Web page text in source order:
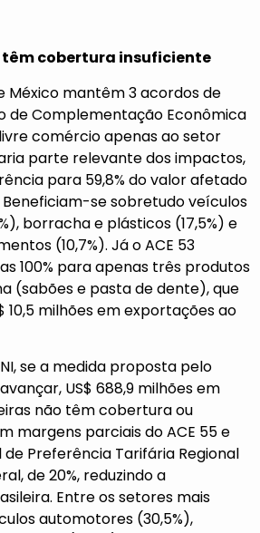
cobertura insuficiente
México mantêm 3 acordos de
de Complementação Econômica
comércio apenas ao setor
parte relevante dos impactos,
para 59,8% do valor afetado
Beneficiam-se sobretudo veículos
borracha e plásticos (17,5%) e
(10,7%). Já o ACE 53
100% para apenas três produtos
(sabões e pasta de dente), que
10,5 milhões em exportações ao
se a medida proposta pelo
US$ 688,9 milhões em
não têm cobertura ou
margens parciais do ACE 55 e
Preferência Tarifária Regional
de 20%, reduzindo a
Entre os setores mais
automotores (30,5%),